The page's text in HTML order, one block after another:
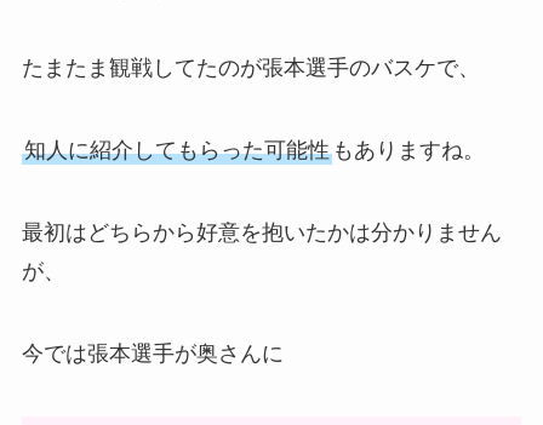
たまたま観戦してたのが張本選手のバスケで、
知人に紹介してもらった可能性もありますね。
最初はどちらから好意を抱いたかは分かりません
が、
今では張本選手が奥さんに